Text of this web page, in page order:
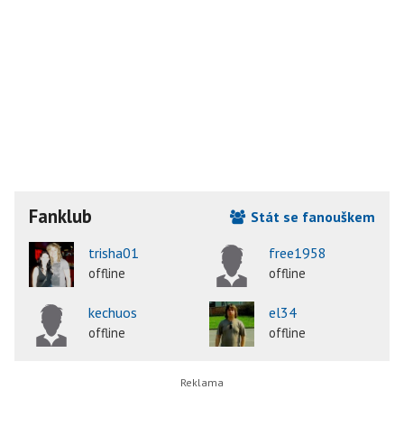
Fanklub
Stát se fanouškem
trisha01
offline
free1958
offline
kechuos
offline
el34
offline